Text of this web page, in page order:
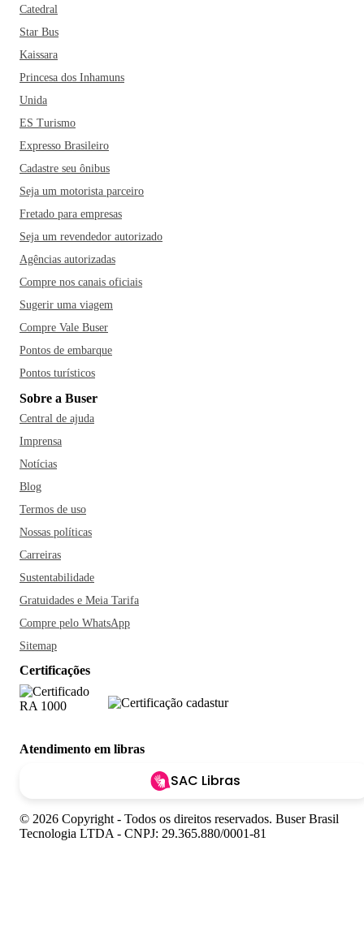
Catedral
Star Bus
Kaissara
Princesa dos Inhamuns
Unida
ES Turismo
Expresso Brasileiro
Cadastre seu ônibus
Seja um motorista parceiro
Fretado para empresas
Seja um revendedor autorizado
Agências autorizadas
Compre nos canais oficiais
Sugerir uma viagem
Compre Vale Buser
Pontos de embarque
Pontos turísticos
Sobre a Buser
Central de ajuda
Imprensa
Notícias
Blog
Termos de uso
Nossas políticas
Carreiras
Sustentabilidade
Gratuidades e Meia Tarifa
Compre pelo WhatsApp
Sitemap
Certificações
Atendimento em libras
SAC Libras
© 2026 Copyright - Todos os direitos reservados. Buser Brasil
Tecnologia LTDA - CNPJ: 29.365.880/0001-81